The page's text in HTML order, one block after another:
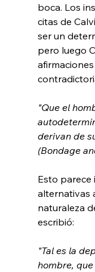
boca. Los
citas de
ser un
pero luego
"Que el
derivan de
(Bondage
Esto parece
alternativas
naturaleza
"Tal es la
hombre,